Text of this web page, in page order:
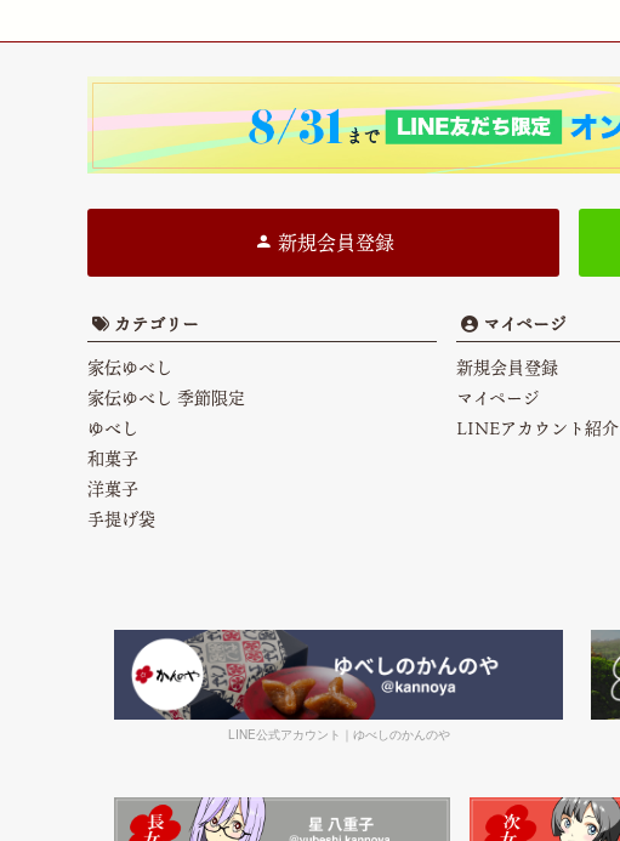
新規会員登録
カテゴリー
家伝ゆべし
家伝ゆべし 季節限定
ゆべし
和菓子
洋菓子
手提げ袋
マイページ
新規会員登録
マイページ
LINEアカウント紹介
LINE公式アカウント｜ゆべしのかんのや